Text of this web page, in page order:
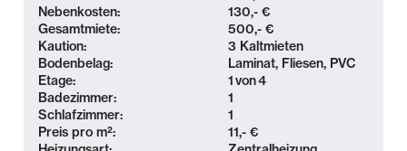
dem Umbau der denkmalgeschützten Fabrikgebäude
zu Lofts und Büros sowie dem hohen Freizeitwert
des Karl-Heine-Kanals sowie der vielen verzweigten
Wasserwege mit ihren Uferpromenaden und
historischen Brücken, die u.a. per Paddelboot
erkundet werden können.
Nebenkosten:
130,- €
Gesamtmiete:
500,- €
Kaution:
3 Kaltmieten
Bodenbelag:
Laminat, Fliesen, PVC
Etage:
1von4
Badezimmer:
1
Schlafzimmer:
1
Preis pro m²:
11,- €